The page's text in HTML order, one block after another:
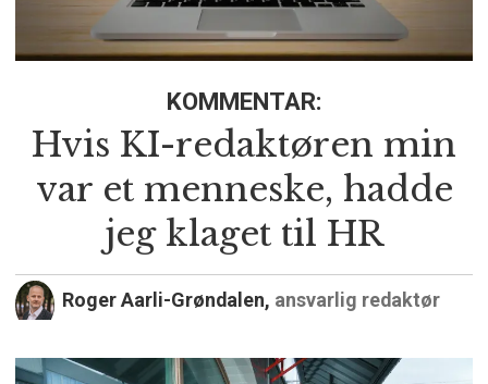
KOMMENTAR:
Hvis KI-redaktøren min
var et menneske, hadde
jeg klaget til HR
Roger Aarli-Grøndalen, ansvarlig redaktør